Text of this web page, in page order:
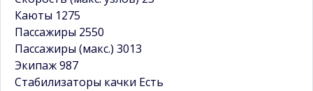
Каюты 1275
Пассажиры 2550
Пассажиры (макс.) 3013
Экипаж 987
Стабилизаторы качки Есть